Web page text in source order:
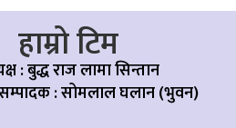
हाम्रो टिम
: बुद्ध राज लामा सिन्तान
:सोमलाल घलान (भुवन)